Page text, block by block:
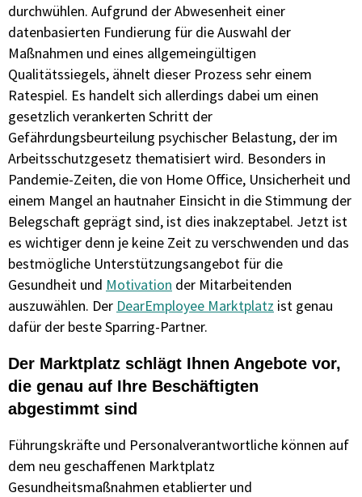
durchwühlen. Aufgrund der Abwesenheit einer
datenbasierten Fundierung für die Auswahl der
Maßnahmen und eines allgemeingültigen
Qualitätssiegels, ähnelt dieser Prozess sehr einem
Ratespiel. Es handelt sich allerdings dabei um einen
gesetzlich verankerten Schritt der
Gefährdungsbeurteilung psychischer Belastung, der im
Arbeitsschutzgesetz thematisiert wird. Besonders in
Pandemie-Zeiten, die von Home Office, Unsicherheit und
einem Mangel an hautnaher Einsicht in die Stimmung der
Belegschaft geprägt sind, ist dies inakzeptabel. Jetzt ist
es wichtiger denn je keine Zeit zu verschwenden und das
bestmögliche Unterstützungsangebot für die
Gesundheit und Motivation der Mitarbeitenden
auszuwählen. Der DearEmployee Marktplatz ist genau
dafür der beste Sparring-Partner.
Der Marktplatz schlägt Ihnen Angebote vor,
die genau auf Ihre Beschäftigten
abgestimmt sind
Führungskräfte und Personalverantwortliche können auf
dem neu geschaffenen Marktplatz
Gesundheitsmaßnahmen etablierter und